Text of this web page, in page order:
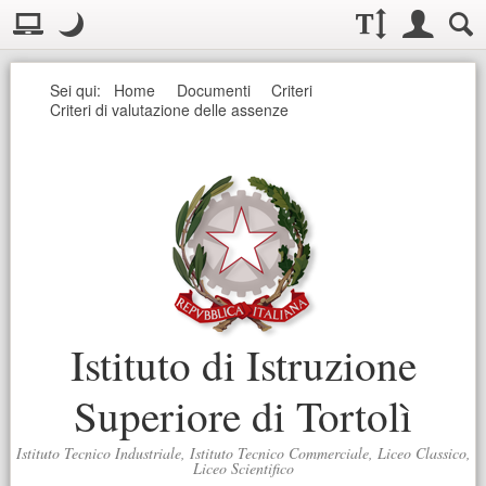
Visualizzazione:
Layout normale. Passa alla modalità desktop
Modo notte
Modo notte: questa modalità imposta un basso contrasto.
Casella
Dimensioni testo:
Accesso
Seguici
Sei qui: Home Documenti
Criteri
Criteri di valutazione delle assenze
Istituto di Istruzione
Superiore di Tortolì
Istituto Tecnico Industriale, Istituto Tecnico Commerciale, Liceo Classico,
Liceo Scientifico